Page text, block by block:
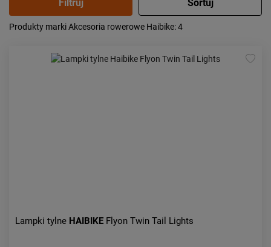
Popularność:
od najwyższej
Produkty marki Akcesoria rowerowe Haibike: 4
Lampki tylne HAIBIKE Flyon Twin Tail Lights